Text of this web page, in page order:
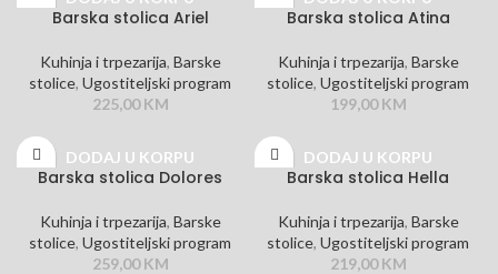
Barska stolica Ariel
Kuhinja i trpezarija, Barske
stolice, Ugostiteljski program
225,00KM
Barska stolica Atina
Kuhinja i trpezarija, Barske
stolice, Ugostiteljski program
199,00KM
DODAJ U KORPU
Barska stolica Dolores
Kuhinja i trpezarija, Barske
stolice, Ugostiteljski program
259,00KM
DODAJ U KORPU
Barska stolica Hella
Kuhinja i trpezarija, Barske
stolice, Ugostiteljski program
219,00KM